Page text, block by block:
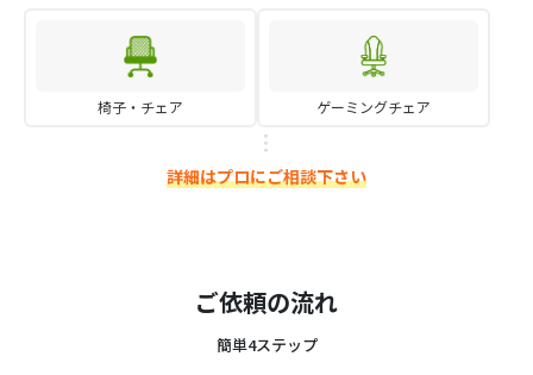
椅子・チェア ゲーミングチェア
詳細はプロにご相談下さい
ご依頼の流れ
簡単4ステップ